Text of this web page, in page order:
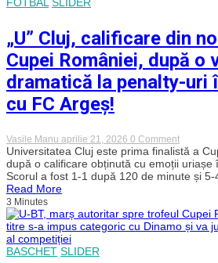
toate
biletele
în
doar
câteva
ore
„U” Cluj, calificare din
Cupei României, după o
dramatică la penalty-uri
cu FC Argeș!
Vasile Manu aprilie 21, 2026 0 Commenton
„U”
Cluj,
calificare
din
finala
Cupei
Universitatea Cluj este prima finalistă a
după o calificare obținută cu emoții uriașe
Scorul a fost 1-1 după 120 de minute și 5-
Read More
3 Minutes
BASCHET SLIDER